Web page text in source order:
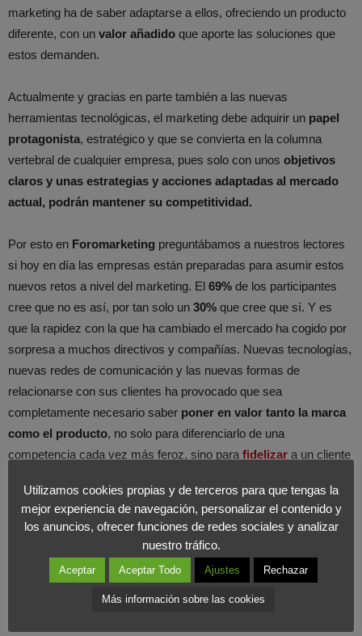
marketing ha de saber adaptarse a ellos, ofreciendo un producto
diferente, con un valor añadido que aporte las soluciones que
estos demanden.
Actualmente y gracias en parte también a las nuevas
herramientas tecnológicas, el marketing debe adquirir un papel
protagonista, estratégico y que se convierta en la columna
vertebral de cualquier empresa, pues solo con unos objetivos
claros y unas estrategias y acciones adaptadas al mercado
actual, podrán mantener su competitividad.
Por esto en Foromarketing preguntábamos a nuestros lectores
si hoy en día las empresas están preparadas para asumir estos
nuevos retos a nivel del marketing. El 69% de los participantes
cree que no es así, por tan solo un 30% que cree que sí. Y es
que la rapidez con la que ha cambiado el mercado ha cogido por
sorpresa a muchos directivos y compañías. Nuevas tecnologías,
nuevas redes de comunicación y las nuevas formas de
relacionarse con sus clientes ha provocado que sea
completamente necesario saber poner en valor tanto la marca
como el producto, no solo para diferenciarlo de una
competencia cada vez más feroz, sino parafidelizar a un cliente
un auténtico fan de nuestra marca.
Asimismo el auge e integración de todos los
en la empresa, está otorgando al marketing la responsabilidad de
ser un eje vertebrador entre todas las áreas o departamentos de
la misma. Solo con unas estrategias comunes y adaptadas a los
Utilizamos cookies propias y de terceros para que tengas la
mejor experiencia de navegación, personalizar el contenido y
los anuncios, ofrecer funciones de redes sociales y analizar
nuestro tráfico.
Aceptar Aceptar Todo Ajustes Rechazar
Más información sobre las cookies